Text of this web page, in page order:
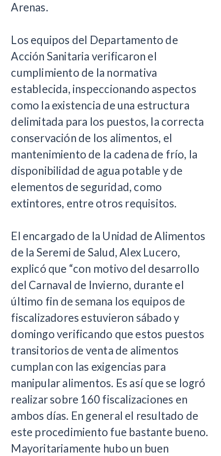
Arenas.
Los equipos del Departamento de
Acción Sanitaria verificaron el
cumplimiento de la normativa
establecida, inspeccionando aspectos
como la existencia de una estructura
delimitada para los puestos, la correcta
conservación de los alimentos, el
mantenimiento de la cadena de frío, la
disponibilidad de agua potable y de
elementos de seguridad, como
extintores, entre otros requisitos.
El encargado de la Unidad de Alimentos
de la Seremi de Salud, Alex Lucero,
explicó que “con motivo del desarrollo
del Carnaval de Invierno, durante el
último fin de semana los equipos de
fiscalizadores estuvieron sábado y
domingo verificando que estos puestos
transitorios de venta de alimentos
cumplan con las exigencias para
manipular alimentos. Es así que se logró
realizar sobre 160 fiscalizaciones en
ambos días. En general el resultado de
este procedimiento fue bastante bueno.
Mayoritariamente hubo un buen